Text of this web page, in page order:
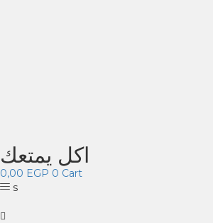
اكل يمتعك
0,00 EGP 0 Cart
s